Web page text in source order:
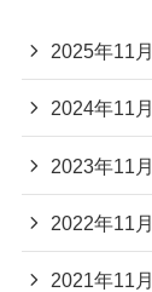
2025年11月
2024年11月
2023年11月
2022年11月
2021年11月